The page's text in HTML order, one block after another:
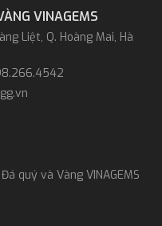
VINAGEMS
Liệt, Q. Hoàng Mai, Hà
quý và Vàng VINAGEMS